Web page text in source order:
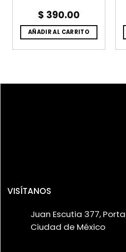
$ 390.00
AÑADIR AL CARRITO
VISÍTANOS
Juan Escutia 377,
Ciudad de México